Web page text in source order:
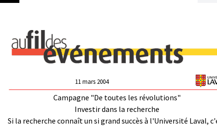
11 mars 2004
Campagne "De toutes les révolutions"
Investir dans la recherche
Si la recherche connaît un si grand succès à l'Université Laval,